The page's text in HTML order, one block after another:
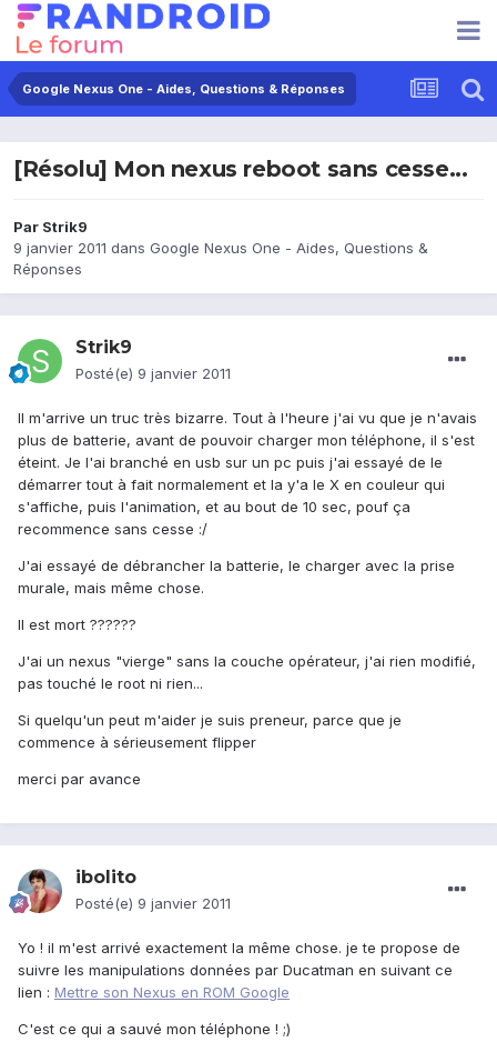
Google Nexus One - Aides, Questions & Réponses
[Résolu] Mon nexus reboot sans cesse...
Par Strik9
9 janvier 2011 dans Google Nexus One - Aides, Questions &
Réponses
Strik9
Posté(e) 9 janvier 2011
Il m'arrive un truc très bizarre. Tout à l'heure j'ai vu que je n'avais
plus de batterie, avant de pouvoir charger mon téléphone, il s'est
éteint. Je l'ai branché en usb sur un pc puis j'ai essayé de le
démarrer tout à fait normalement et la y'a le X en couleur qui
s'affiche, puis l'animation, et au bout de 10 sec, pouf ça
recommence sans cesse :/
J'ai essayé de débrancher la batterie, le charger avec la prise
murale, mais même chose.
Il est mort ??????
J'ai un nexus "vierge" sans la couche opérateur, j'ai rien modifié,
pas touché le root ni rien...
Si quelqu'un peut m'aider je suis preneur, parce que je
commence à sérieusement flipper
merci par avance
ibolito
Posté(e) 9 janvier 2011
Yo ! il m'est arrivé exactement la même chose. je te propose de
suivre les manipulations données par Ducatman en suivant ce
lien : Mettre son Nexus en ROM Google
C'est ce qui a sauvé mon téléphone ! ;)